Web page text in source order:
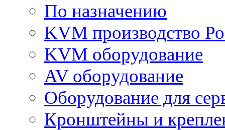
По назначению
KVM производство
KVM оборудование
AV оборудование
Оборудование для
Кронштейны и